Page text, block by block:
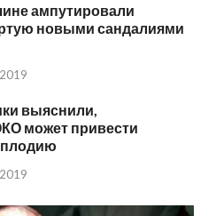
ампутировали
новыми сандалиями
выяснили,
может привести